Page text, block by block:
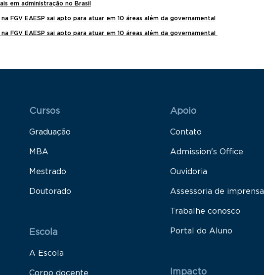
em administração no Brasil
FGV EAESP sai apto para atuar em 10 áreas além da governamental
FGV EAESP sai apto para atuar em 10 áreas além da governamental
Menu Rodapé 1
Cursos
Graduação
MBA
Mestrado
Doutorado
Escola
A Escola
Corpo docente
Rodapé 2
Apoio
Contato
Admission's Office
Ouvidoria
Assessoria de imprensa
Trabalhe conosco
Portal do Aluno
Impacto